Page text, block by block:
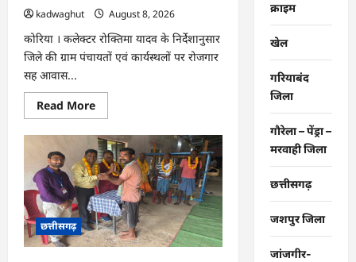
की
अंग्रेजी
शराब
जब्त
…
kadwaghut
August 8, 2026
कोरिया । कलेक्टर रोक्तिमा यादव के निर्देशानुसार
जिले की ग्राम पंचायतों एवं कार्यस्थलों पर रोजगार
सह आवास...
Read MoreRead
more
CG
:
ग्राम
पंचायतों
में
रोजगार
सह
आवास
दिवस
आयोजित
…
छत्तीसगढ़
क्राइम
खेल
गरियाबंद
जिला
गौरेला – पेंड्रा –
मरवाही जिला
छत्तीसगढ़
जशपुर जिला
जांजगीर-